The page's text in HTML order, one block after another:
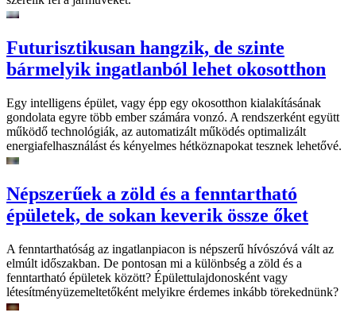
Futurisztikusan hangzik, de szinte
bármelyik ingatlanból lehet okosotthon
Egy intelligens épület, vagy épp egy okosotthon kialakításának
gondolata egyre több ember számára vonzó. A rendszerként együtt
működő technológiák, az automatizált működés optimalizált
energiafelhasználást és kényelmes hétköznapokat tesznek lehetővé.
Népszerűek a zöld és a fenntartható
épületek, de sokan keverik össze őket
A fenntarthatóság az ingatlanpiacon is népszerű hívószóvá vált az
elmúlt időszakban. De pontosan mi a különbség a zöld és a
fenntartható épületek között? Épülettulajdonosként vagy
létesítményüzemeltetőként melyikre érdemes inkább törekednünk?